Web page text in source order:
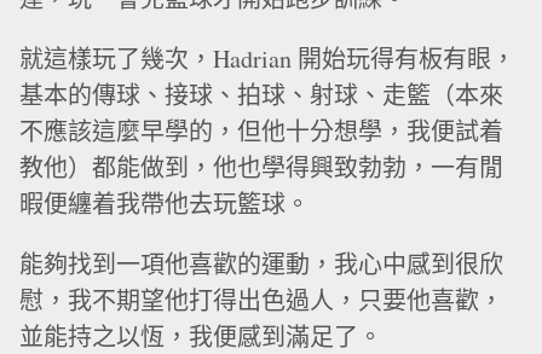
就這樣玩了幾次，Hadrian 開始玩得有板有眼，
基本的傳球、接球、拍球、射球、走籃（本來
不應該這麼早學的，但他十分想學，我便試着
教他）都能做到，他也學得興致勃勃，一有閒
暇便纏着我帶他去玩籃球。
能夠找到一項他喜歡的運動，我心中感到很欣
慰，我不期望他打得出色過人，只要他喜歡，
並能持之以恆，我便感到滿足了。